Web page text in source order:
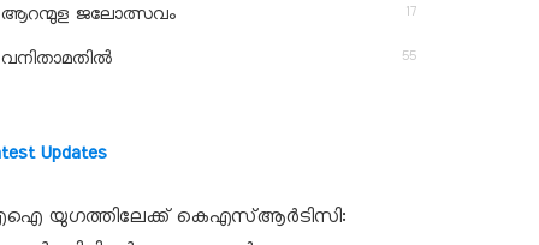
ആറന്മുള ജലോത്സവം 17
വനിതാമതിൽ 55
Updates
യുഗത്തിലേക്ക് കെഎസ്ആർടിസി: